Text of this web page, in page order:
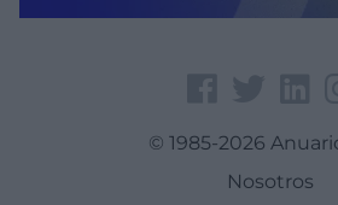
© 1985-2026
Nosotros